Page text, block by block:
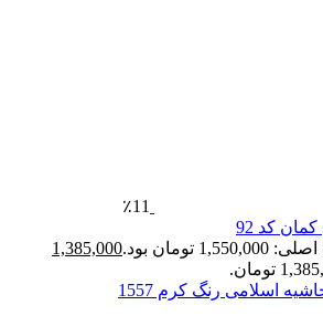
٪11
کد 92
تومان بود.
1,385,000